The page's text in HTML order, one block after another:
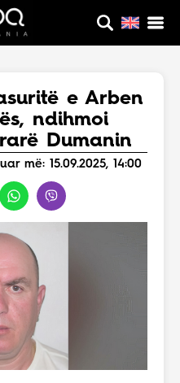
e Arben
ndihmoi
Dumanin
më: 15.09.2025, 14:00